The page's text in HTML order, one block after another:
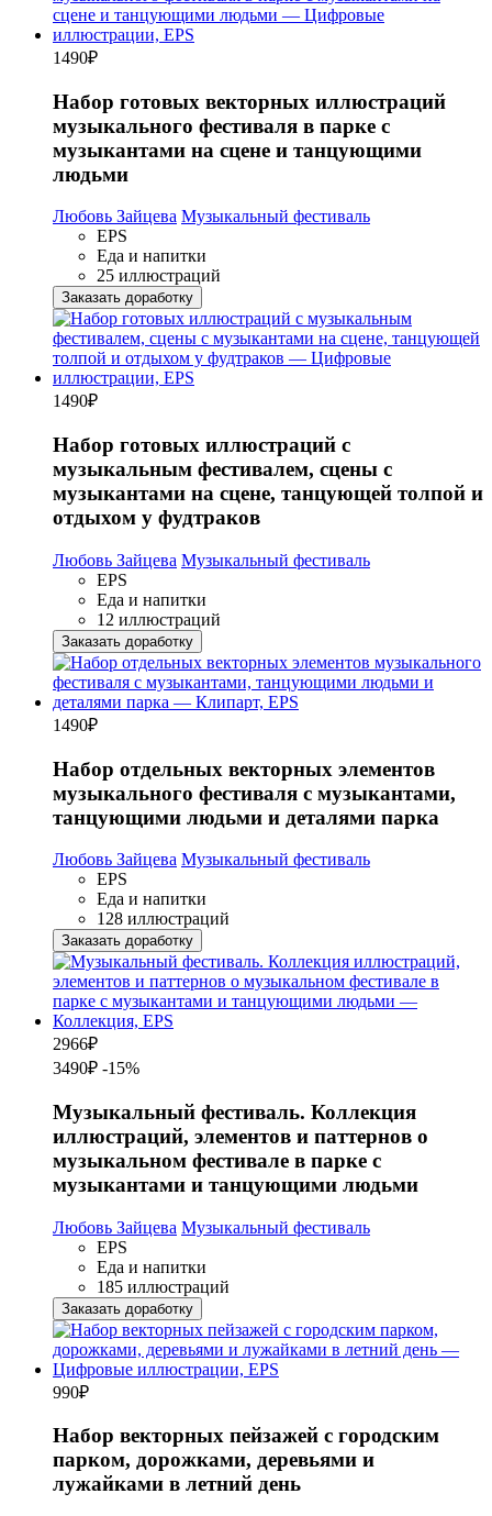
1490₽
Набор готовых векторных иллюстраций
музыкального фестиваля в парке с
музыкантами на сцене и танцующими
людьми
Любовь Зайцева Музыкальный фестиваль
EPS
Еда и напитки
25 иллюстраций
Заказать доработку
1490₽
Набор готовых иллюстраций с
музыкальным фестивалем, сцены с
музыкантами на сцене, танцующей толпой и
отдыхом у фудтраков
Любовь Зайцева Музыкальный фестиваль
EPS
Еда и напитки
12 иллюстраций
Заказать доработку
1490₽
Набор отдельных векторных элементов
музыкального фестиваля с музыкантами,
танцующими людьми и деталями парка
Любовь Зайцева Музыкальный фестиваль
EPS
Еда и напитки
128 иллюстраций
Заказать доработку
2966₽
3490₽ -15%
Музыкальный фестиваль. Коллекция
иллюстраций, элементов и паттернов о
музыкальном фестивале в парке с
музыкантами и танцующими людьми
Любовь Зайцева Музыкальный фестиваль
EPS
Еда и напитки
185 иллюстраций
Заказать доработку
990₽
Набор векторных пейзажей с городским
парком, дорожками, деревьями и
лужайками в летний день